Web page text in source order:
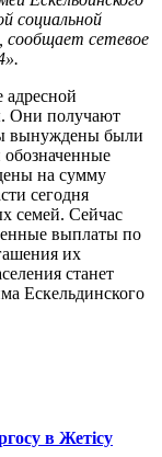
социальной
сообщает сетевое
адресной
Они получают
вынуждены были
на сумму
сегодня
семей. Сейчас
выплаты по
их
станет
Ескельдинского
в Жетісу